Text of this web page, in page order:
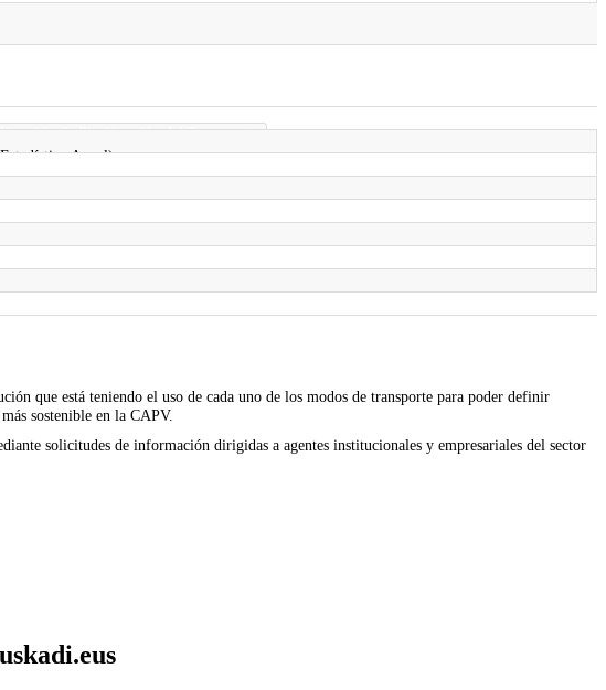
de Planificación del Transporte
Anual)
que está teniendo el uso de cada uno de los modos de transporte para poder definir
sostenible en la CAPV.
solicitudes de información dirigidas a agentes institucionales y empresariales del sector